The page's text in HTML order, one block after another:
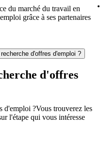
du marché du travail en
grâce à ses partenaires
d'offres d'emploi ?
d'offres
d'emploi ?Vous trouverez les
l'étape qui vous intéresse